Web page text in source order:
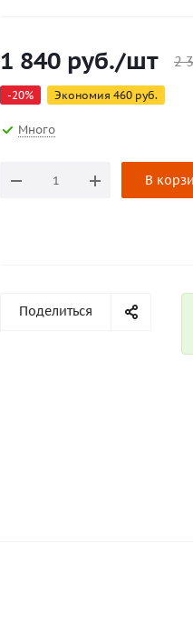
1 840 руб./шт 2
-20% Экономия 460 руб.
Много
В
Поделиться